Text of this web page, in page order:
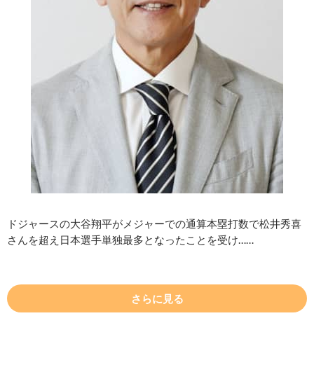
ドジャースの大谷翔平がメジャーでの通算本塁打数で松井秀喜
さんを超え日本選手単独最多となったことを受け……
さらに見る